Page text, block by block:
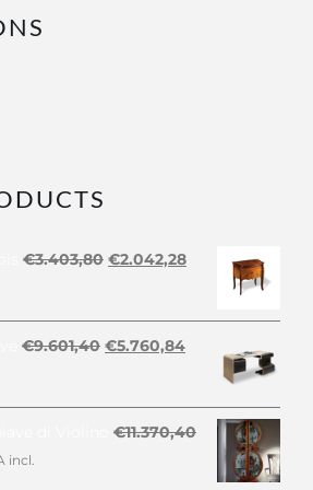
€3.403,80 Il
era:
€2.042,28Il
prezzo
€2.042,28.
€9.601,40 Il
era:
€5.760,84Il
prezzo
è:
€5.760,84.
€11.370,40
incl.